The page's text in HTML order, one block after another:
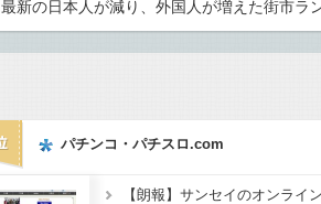
最新の日本人が減り、外国人が増えた街市ラ
パチンコ・パチスロ.com